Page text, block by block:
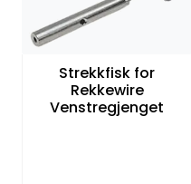
Strekkfisk for
Rekkewire
Venstregjenget